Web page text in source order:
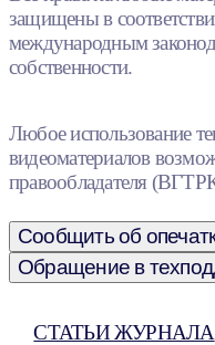
защищены в
международным
собственности.
Любое использование
видеоматериалов
правообладателя
Сообщить об
Обращение в
СТАТЬИ ЖУРНАЛА